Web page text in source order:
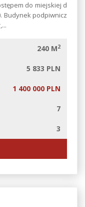
do miejskiej d
Budynek podpiwnicz
240 M2
5 833 PLN
1 400 000 PLN
7
3